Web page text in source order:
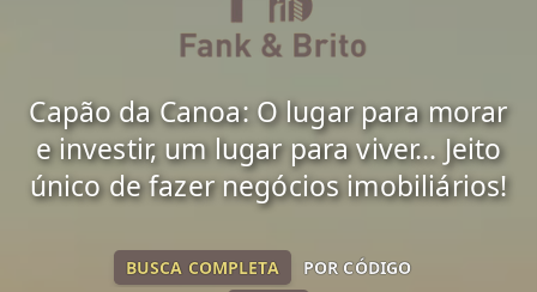
Capão da Canoa: O lugar para morar
e investir, um lugar para viver... Jeito
único de fazer negócios imobiliários!
BUSCA COMPLETA POR CÓDIGO